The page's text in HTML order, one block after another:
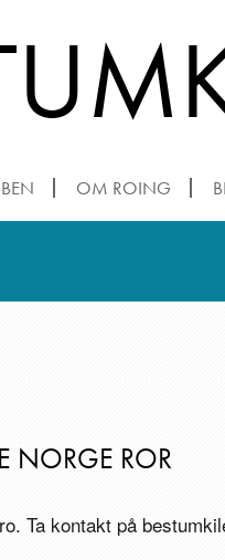
OM ROING
NORGE ROR
Ta kontakt på